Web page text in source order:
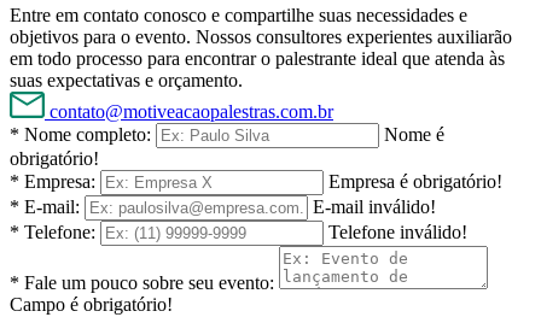
Entre em contato conosco e compartilhe suas necessidades e
objetivos para o evento. Nossos consultores experientes auxiliarão
em todo processo para encontrar o palestrante ideal que atenda às
suas expectativas e orçamento.
contato@motiveacaopalestras.com.br
* Nome completo:
Nome é
obrigatório!
* Empresa:
Empresa é obrigatório!
* E-mail:
E-mail inválido!
* Telefone:
Telefone inválido!
* Fale um pouco sobre seu evento:
Campo é obrigatório!